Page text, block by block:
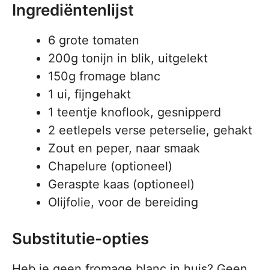
Ingrediëntenlijst
6 grote tomaten
200g tonijn in blik, uitgelekt
150g fromage blanc
1 ui, fijngehakt
1 teentje knoflook, gesnipperd
2 eetlepels verse peterselie, gehakt
Zout en peper, naar smaak
Chapelure (optioneel)
Geraspte kaas (optioneel)
Olijfolie, voor de bereiding
Substitutie-opties